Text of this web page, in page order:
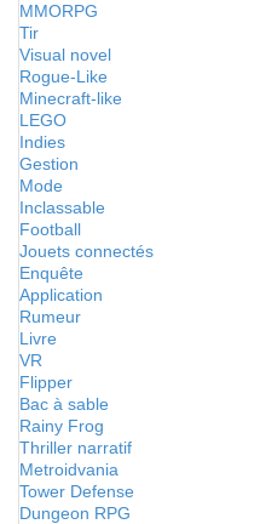
MMORPG
Tir
Visual novel
Rogue-Like
Minecraft-like
LEGO
Indies
Gestion
Mode
Inclassable
Football
Jouets connectés
Enquête
Application
Rumeur
Livre
VR
Flipper
Bac à sable
Rainy Frog
Thriller narratif
Metroidvania
Tower Defense
Dungeon RPG